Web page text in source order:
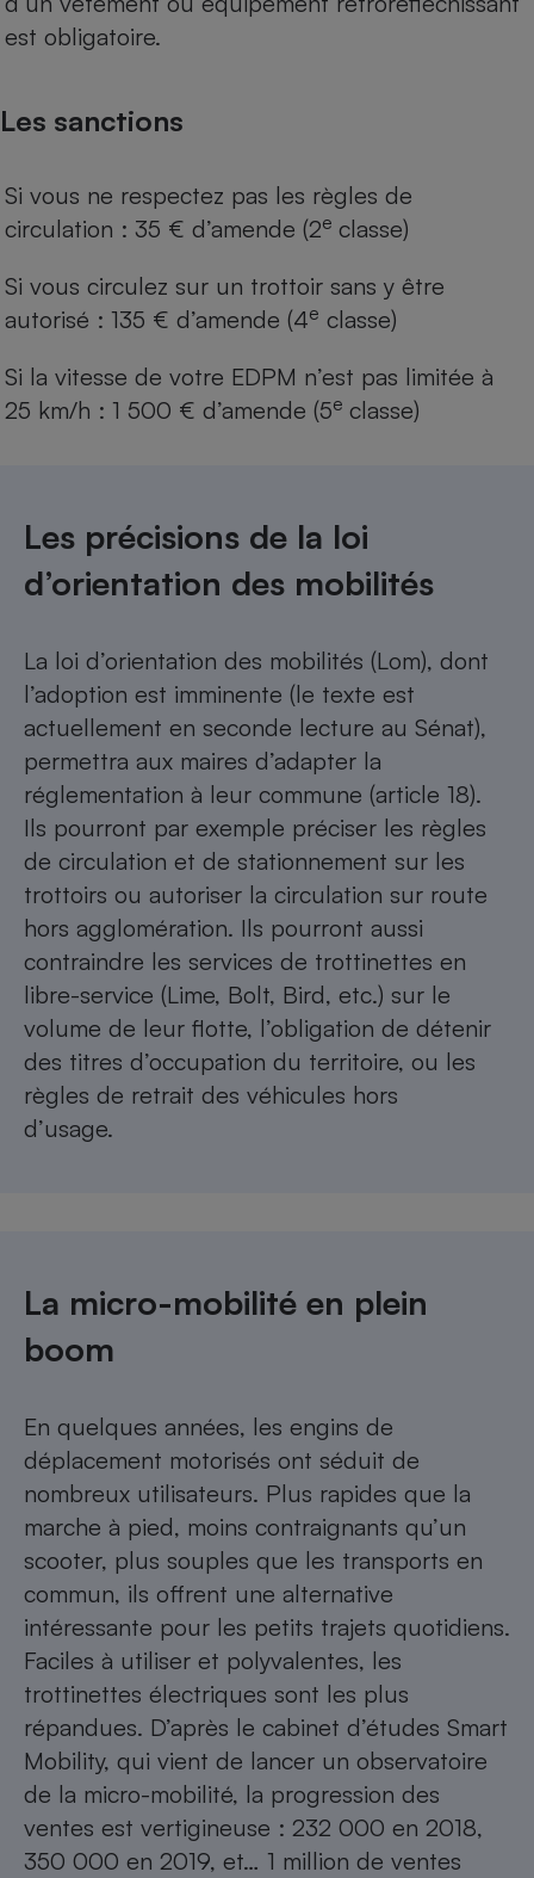
est obligatoire.
Les sanctions
Si vous ne respectez pas les règles de
circulation : 35 € d’amende (2e classe)
Si vous circulez sur un trottoir sans y être
autorisé : 135 € d’amende (4e classe)
Si la vitesse de votre EDPM n’est pas limitée à
25 km/h : 1 500 € d’amende (5e classe)
Les précisions de la loi
d’orientation des mobilités
La loi d’orientation des mobilités (Lom), dont
l’adoption est imminente (le texte est
actuellement en seconde lecture au Sénat),
permettra aux maires d’adapter la
réglementation à leur commune (article 18).
Ils pourront par exemple préciser les règles
de circulation et de stationnement sur les
trottoirs ou autoriser la circulation sur route
hors agglomération. Ils pourront aussi
contraindre les services de trottinettes en
libre-service (Lime, Bolt, Bird, etc.) sur le
volume de leur flotte, l’obligation de détenir
des titres d’occupation du territoire, ou les
règles de retrait des véhicules hors
d’usage.
La micro-mobilité en plein
boom
En quelques années, les engins de
déplacement motorisés ont séduit de
nombreux utilisateurs. Plus rapides que la
marche à pied, moins contraignants qu’un
scooter, plus souples que les transports en
commun, ils offrent une alternative
intéressante pour les petits trajets quotidiens.
Faciles à utiliser et polyvalentes, les
trottinettes électriques sont les plus
répandues. D’après le cabinet d’études Smart
Mobility, qui vient de lancer un observatoire
de la micro-mobilité, la progression des
ventes est vertigineuse : 232 000 en 2018,
350 000 en 2019, et… 1 million de ventes